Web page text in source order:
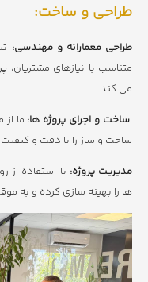
طراحی و ساخت:
طراحی معمارانه و مهندسی:
متناسب با نیازهای
می کند.
ساخت و اجرای پروژه ها: ما
ساخت و ساز را با دقت و کیفیت
مدیریت پروژه: با استفاده
ها را بهینه سازی کرده و به